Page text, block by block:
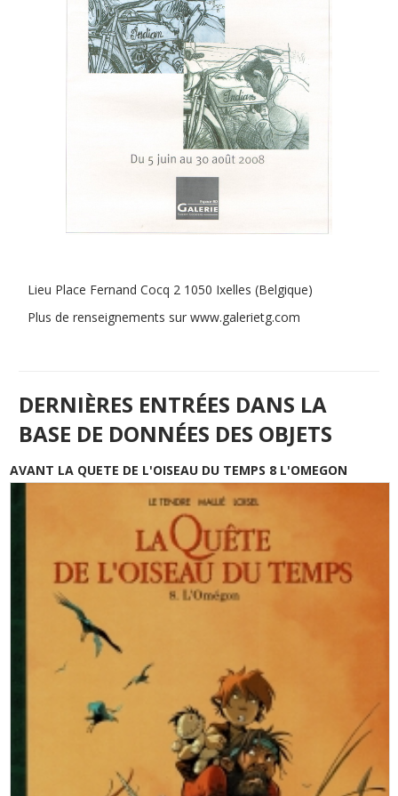
Lieu Place Fernand Cocq 2 1050 Ixelles (Belgique)
Plus de renseignements sur www.galerietg.com
DERNIÈRES ENTRÉES DANS LA
BASE DE DONNÉES DES OBJETS
AVANT LA QUETE DE L'OISEAU DU TEMPS 8 L'OMEGON